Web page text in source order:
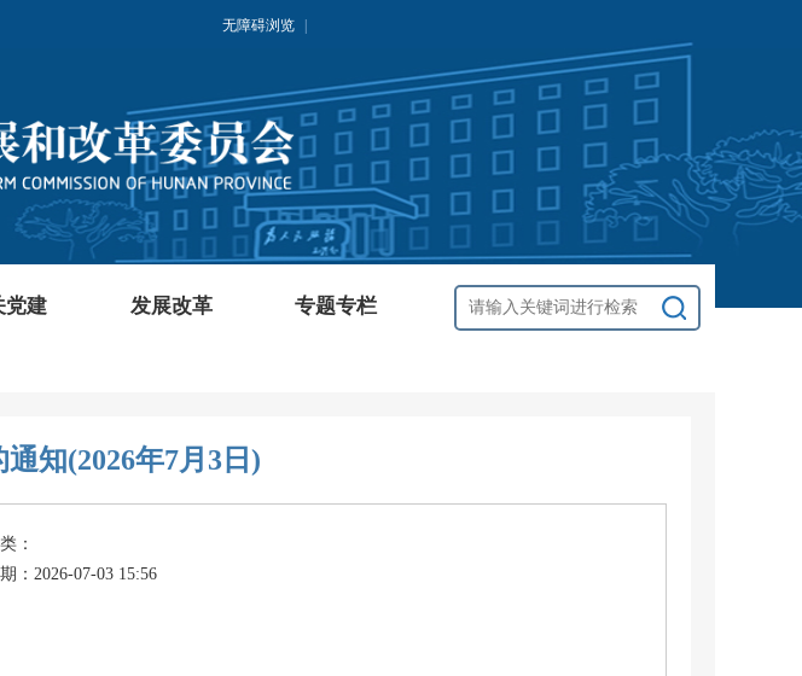
无障碍浏览
党建 发展改革 专题专栏
知(2026年7月3日)
：
：2026-07-03 15:56